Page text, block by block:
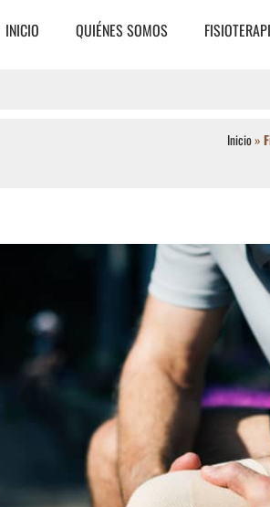
INICIO QUIÉNES SOMOS
Inicio»